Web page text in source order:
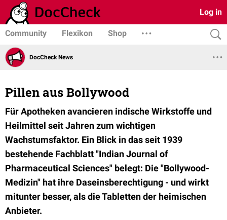
Log in
Community Flexikon Shop
DocCheck News
Pillen aus Bollywood
Für Apotheken avancieren indische Wirkstoffe und
Heilmittel seit Jahren zum wichtigen
Wachstumsfaktor. Ein Blick in das seit 1939
bestehende Fachblatt "Indian Journal of
Pharmaceutical Sciences" belegt: Die "Bollywood-
Medizin" hat ihre Daseinsberechtigung - und wirkt
mitunter besser, als die Tabletten der heimischen
Anbieter.